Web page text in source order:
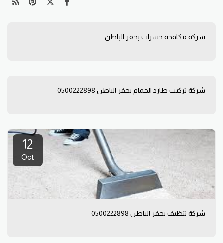
شركة مكافحة حشرات بحفر الباطن
شركة تركيب طارد الحمام بحفر الباطن 0500222898
12
Oct
شركة تنظيف بحفر الباطن 0500222898